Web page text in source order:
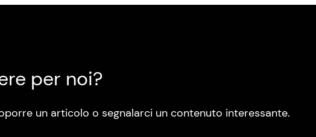
per noi?
un articolo o segnalarci un contenuto interessante.